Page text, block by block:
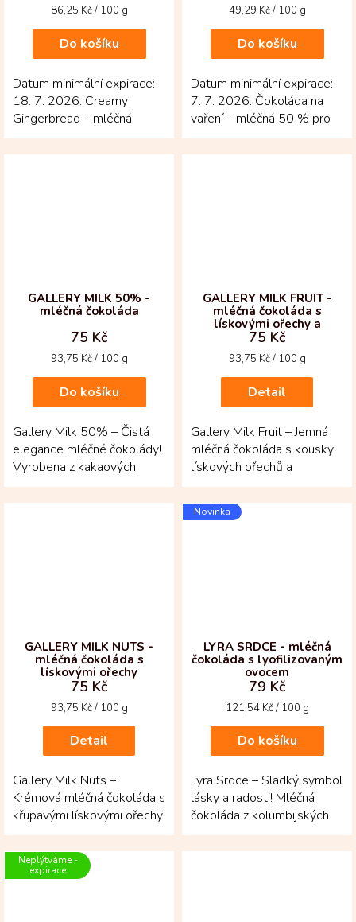
Měrná
86,25 Kč / 100 g
Do košíku
Datum minimální expirace:
18. 7. 2026. Creamy
Gingerbread – mléčná
čokoláda, která voní po
Vánocích! V každém
Měrná
49,29 Kč / 100 g
Do košíku
Datum minimální expirace:
7. 7. 2026. Čokoláda na
vaření – mléčná 50 % pro
ty, kdo chtějí vařit i péct s
opravdovou...
GALLERY MILK 50% -
mléčná čokoláda
75 Kč
Měrná
93,75 Kč / 100 g
Do košíku
Gallery Milk 50% – Čistá
elegance mléčné čokolády!
Vyrobena z kakaových
bobů criollo a trinitario z
kolumbijské...
GALLERY MILK FRUIT -
mléčná čokoláda s
lískovými ořechy a
rozinkami
75 Kč
Měrná
93,75 Kč / 100 g
Detail
Gallery Milk Fruit – Jemná
mléčná čokoláda s kousky
lískových ořechů a
sladkých rozinek!
Vytvořená z kakaových
bobů...
GALLERY MILK NUTS -
mléčná čokoláda s
lískovými ořechy
75 Kč
Měrná
93,75 Kč / 100 g
Detail
Gallery Milk Nuts –
Krémová mléčná čokoláda s
křupavými lískovými ořechy!
Vytvořená z kakaových
bobů criollo a...
Novinka
LYRA SRDCE - mléčná
čokoláda s lyofilizovaným
ovocem
79 Kč
Měrná
121,54 Kč / 100 g
Do košíku
Lyra Srdce – Sladký symbol
lásky a radosti! Mléčná
čokoláda z kolumbijských
kakaových bobů ve tvaru
srdce, posypaná...
Neplýtváme -
expirace